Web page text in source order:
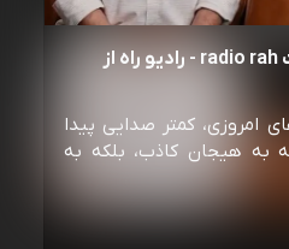
همه چیز درباره پادکست radio rah - رادیو راه از
امروزی، کمتر صدایی پیدا
به هیجان کاذب، بلکه به